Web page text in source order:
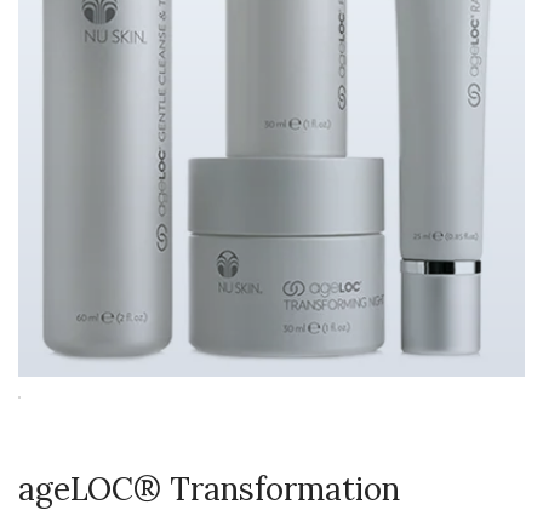
ageLOC® Transformation